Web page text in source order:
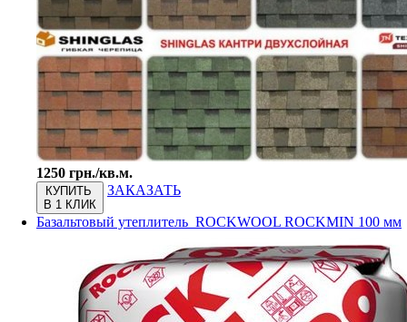
1250 грн./кв.м.
КУПИТЬ
В 1 КЛИК
ЗАКАЗАТЬ
Базальтовый утеплитель ROCKWOOL ROCKMIN 100 мм